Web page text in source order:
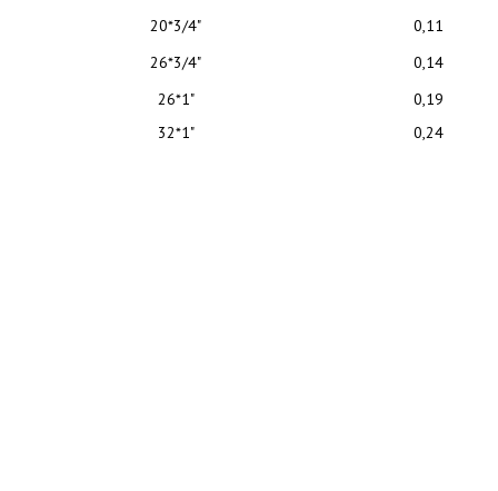
20*3/4"
0,11
26*3/4"
0,14
26*1"
0,19
32*1"
0,24